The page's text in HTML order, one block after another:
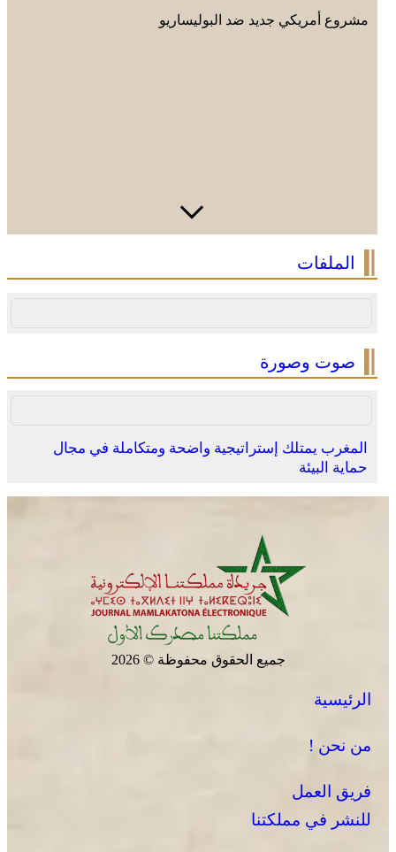
مشروع أمريكي جديد ضد البوليساريو
مشواره المتميز بالتأهل إلى المربع الذهبي و يحجز تذكرة
“الداخلية” تتعقب تحركات انتخابية مبكرة
الملفات
صوت وصورة
المغرب يمتلك إستراتيجية واضحة ومتكاملة في مجال
حماية البيئة
جميع الحقوق محفوظة © 2026
الرئيسية
من نحن !
فريق العمل
للنشر في مملكتنا